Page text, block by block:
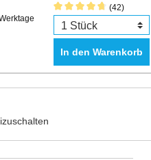
(42)
In den Warenkorb